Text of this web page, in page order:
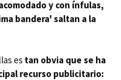
y con ínfulas,
bandera' saltan a la
es tan obvia que se ha
recurso publicitario: